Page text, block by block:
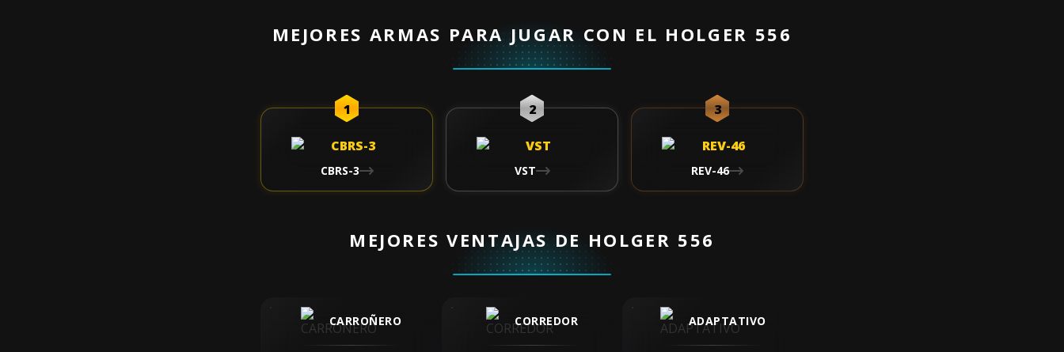
MEJORES ARMAS PARA JUGAR CON EL HOLGER 556
1
CBRS-3
2
VST
3
REV-46
MEJORES VENTAJAS DE HOLGER 556
CARROÑERO CORREDOR ADAPTATIVO